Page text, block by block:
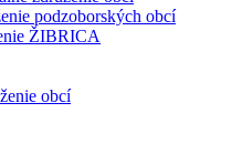
podzoborských obcí
ŽIBRICA
obcí